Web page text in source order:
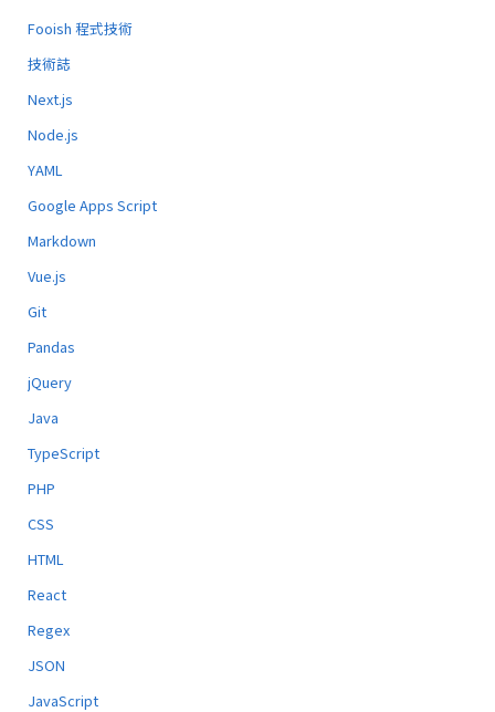
Fooish 程式技術
技術誌
Next.js
Node.js
YAML
Google Apps Script
Markdown
Vue.js
Git
Pandas
jQuery
Java
TypeScript
PHP
CSS
HTML
React
Regex
JSON
JavaScript